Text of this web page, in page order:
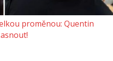
proměnou: Quentin